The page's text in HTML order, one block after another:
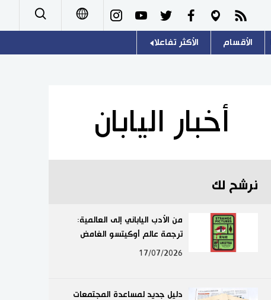
Русский
الأقسام
تجارب وآراء
سياسة
اقتصاد
مجتمع
ثقافة
الأكثر تفاعلا
هو وهي
المطبخ الياباني
أخبار اليابان
نرشح لك
من الأدب الياباني إلى العالمية:
ترجمة عالم أوكيتسو الغامض
17/07/2026
دليل جديد لمساعدة المجتمعات